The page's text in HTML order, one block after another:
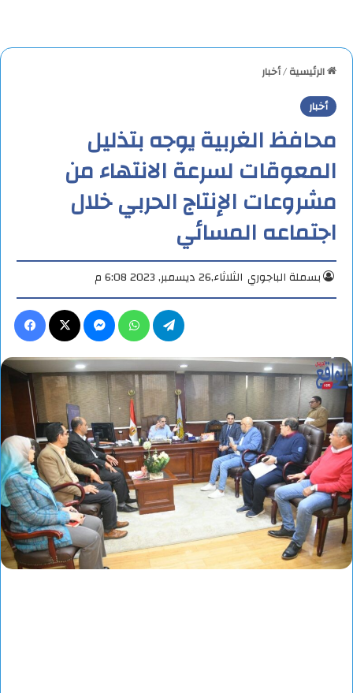
الرئيسية/أخبار
أخبار
محافظ الغربية يوجه بتذليل
المعوقات لسرعة الانتهاء من
مشروعات الإنتاج الحربي خلال
اجتماعه المسائي
بسملة الباجوري الثلاثاء,26 ديسمبر, 2023 6:08 م
ماسنجر واتساب تيلقرام